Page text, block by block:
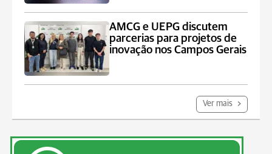
AMCG e UEPG discutem
parcerias para projetos de
inovação nos Campos Gerais
Ver mais